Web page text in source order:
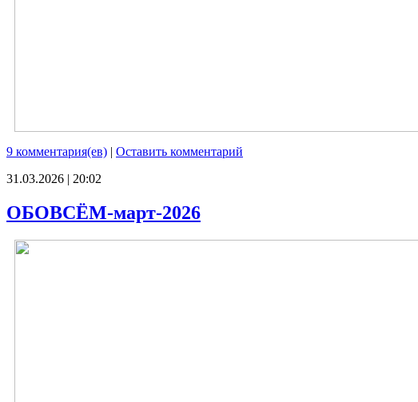
9 комментария(ев) | Оставить комментарий
31.03.2026 | 20:02
ОБОВСЁМ-март-2026